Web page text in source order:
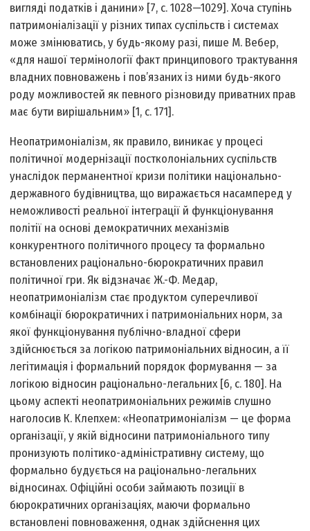
вигляді податків і данини» [7, с. 1028—1029]. Хоча ступінь
патримоніалізації у різних типах суспільств і системах
може змінюватись, у будь-якому разі, пише М. Вебер,
«для нашої термінології факт принципового трактування
владних повноважень і пов’язаних із ними будь-якого
роду можливостей як певного різновиду приватних прав
має бути вирішальним» [1, с. 171].
Неопатримоніалізм, як правило, виникає у процесі
політичної модернізації постколоніальних суспільств
унаслідок перманентної кризи політики національно-
державного будівництва, що виражається насамперед у
неможливості реальної інтеграції й функціонування
політії на основі демократичних механізмів
конкурентного політичного процесу та формально
встановлених раціонально-бюрократичних правил
політичної гри. Як відзначає Ж.-Ф. Медар,
неопатримоніалізм стає продуктом суперечливої
комбінації бюрократичних і патримоніальних норм, за
якої функціонування публічно-владної сфери
здійснюється за логікою патримоніальних відносин, а її
легітимація і формальний порядок формування — за
логікою відносин раціонально-легальних [6, с. 180]. На
цьому аспекті неопатримоніальних режимів слушно
наголосив К. Клепхем: «Неопатримоніалізм — це форма
організації, у якій відносини патримоніального типу
пронизують політико-адміністративну систему, що
формально будується на раціонально-легальних
відносинах. Офіційні особи займають позиції в
бюрократичних організаціях, маючи формально
встановлені повноваження, однак здійснення цих